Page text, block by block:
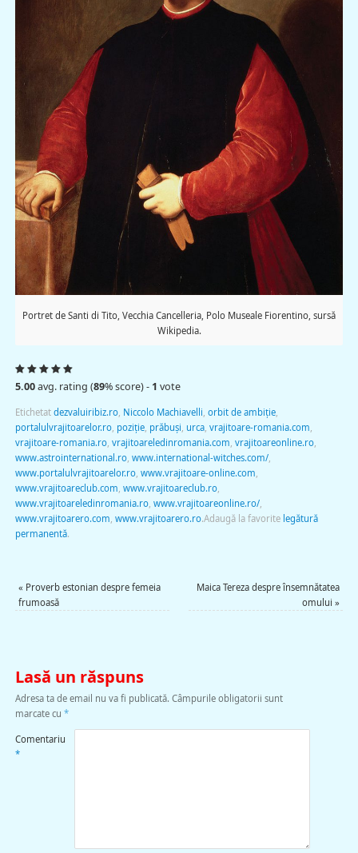
Portret de Santi di Tito, Vecchia Cancelleria, Polo Museale Fiorentino, sursă
Wikipedia.
5.00avg. rating (89% score) - 1 vote
Etichetat dezvaluiribiz.ro, Niccolo Machiavelli, orbit de ambiţie,
portalulvrajitoarelor.ro, poziţie, prăbuşi, urca, vrajitoare-romania.com,
vrajitoare-romania.ro, vrajitoareledinromania.com, vrajitoareonline.ro,
www.astrointernational.ro, www.international-witches.com/,
www.portalulvrajitoarelor.ro, www.vrajitoare-online.com,
www.vrajitoareclub.com, www.vrajitoareclub.ro,
www.vrajitoareledinromania.ro, www.vrajitoareonline.ro/,
www.vrajitoarero.com, www.vrajitoarero.ro.Adaugă la favorite legătură
permanentă.
« Proverb estonian despre femeia
frumoasă
Maica Tereza despre însemnătatea
omului»
Lasă un răspuns
Adresa ta de email nu va fi publicată. Câmpurile obligatorii sunt
marcate cu *
Comentariu
*